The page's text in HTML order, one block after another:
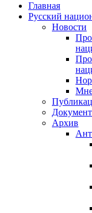
Главная
Русский
Новости
Архив